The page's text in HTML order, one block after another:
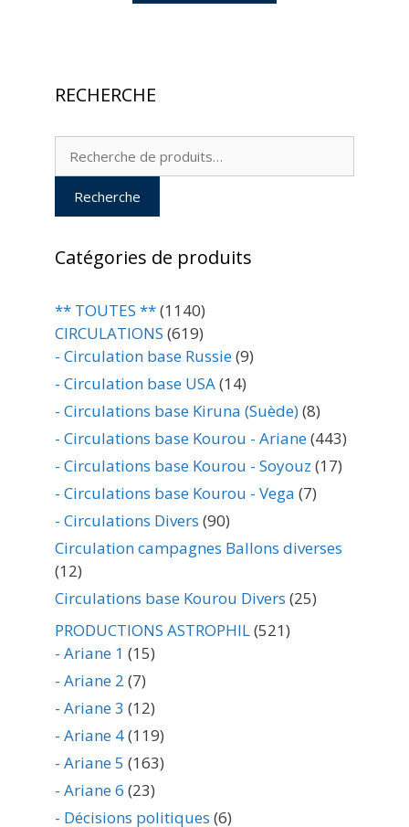
RECHERCHE
Recherche
Recherche
Catégories de produits
** TOUTES **(1140)
CIRCULATIONS (619)
- Circulation base Russie(9)
- Circulation base USA(14)
- Circulations base Kiruna (Suède)(8)
- Circulations base Kourou - Ariane(443)
- Circulations base Kourou - Soyouz (17)
- Circulations base Kourou - Vega (7)
- Circulations Divers (90)
Circulation campagnes Ballons diverses
(12)
Circulations base Kourou Divers (25)
PRODUCTIONS ASTROPHIL(521)
- Ariane 1 (15)
- Ariane 2 (7)
- Ariane 3 (12)
- Ariane 4(119)
- Ariane 5 (163)
- Ariane 6 (23)
- Décisions politiques (6)